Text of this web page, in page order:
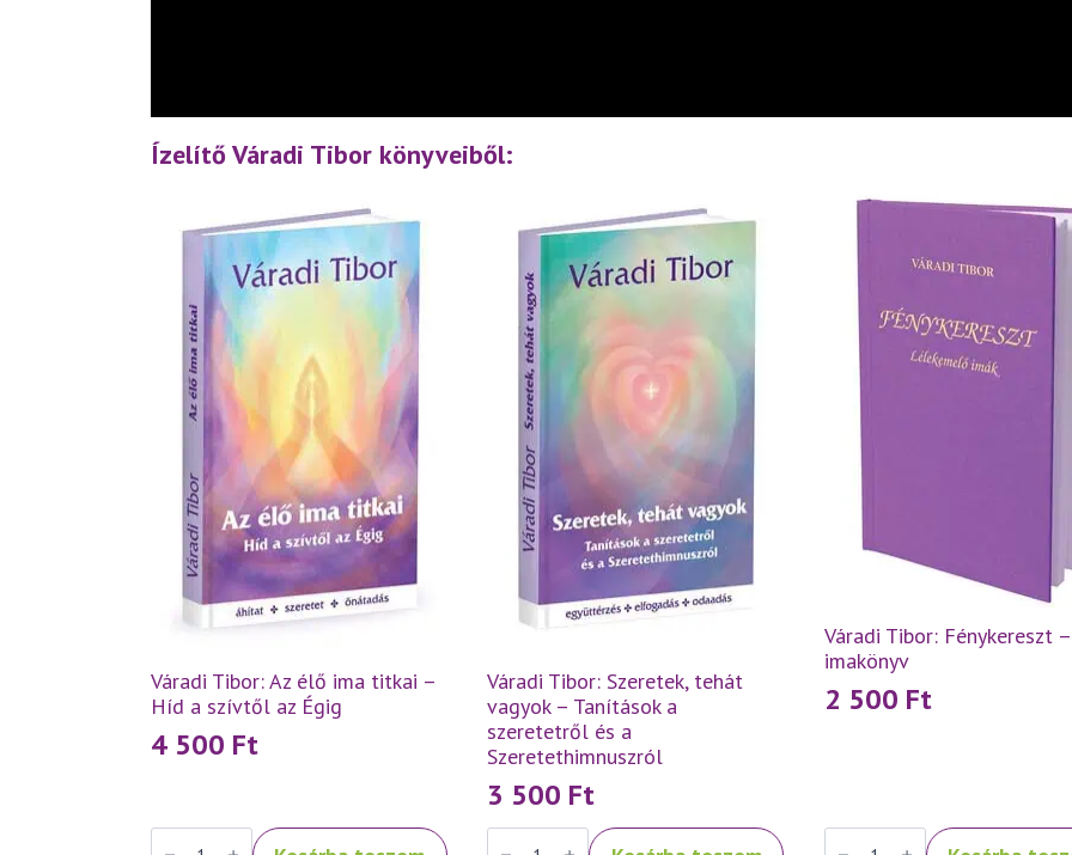
Ízelítő Váradi Tibor könyveiből:
Váradi Tibor: Az élő ima titkai –
Híd a szívtől az Égig
4 500 Ft
Váradi
Váradi Tibor: Szeretek, tehát
vagyok – Tanítások a
szeretetről és a
Szeretethimnuszról
3 500 Ft
Váradi
Váradi Tibor: Fénykereszt –
imakönyv
2 500 Ft
Váradi